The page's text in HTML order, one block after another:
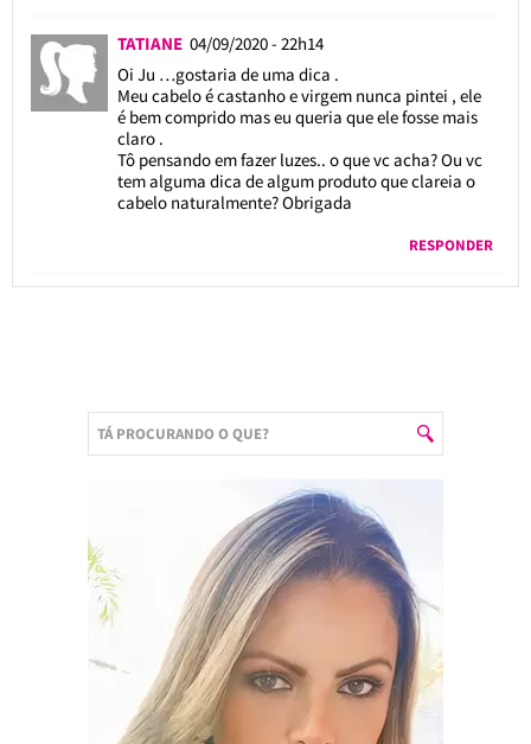
TATIANE 04/09/2020 - 22h14
Oi Ju …gostaria de uma dica .
Meu cabelo é castanho e virgem nunca pintei , ele
é bem comprido mas eu queria que ele fosse mais
claro .
Tô pensando em fazer luzes.. o que vc acha? Ou vc
tem alguma dica de algum produto que clareia o
cabelo naturalmente? Obrigada
RESPONDER